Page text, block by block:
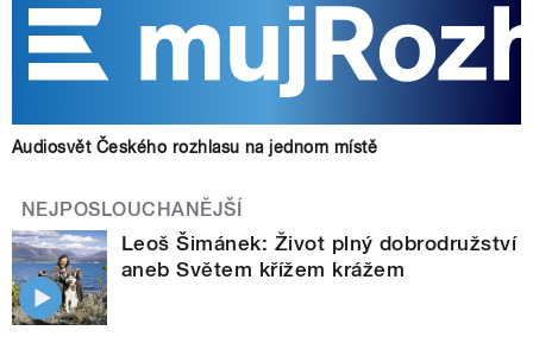
Audiosvět Českého rozhlasu na jednom místě
NEJPOSLOUCHANĚJŠÍ
Leoš Šimánek: Život plný dobrodružství
aneb Světem křížem krážem